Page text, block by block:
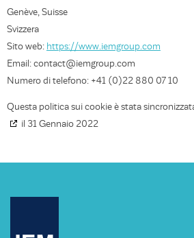
Genève, Suisse
Svizzera
Sito web: https://www.iemgroup.com
Email: moc.puorgmei@tcatnoc
Numero di telefono: +41 (0)22 880 07 10
Questa politica sui cookie è stata
il 31 Gennaio 2022